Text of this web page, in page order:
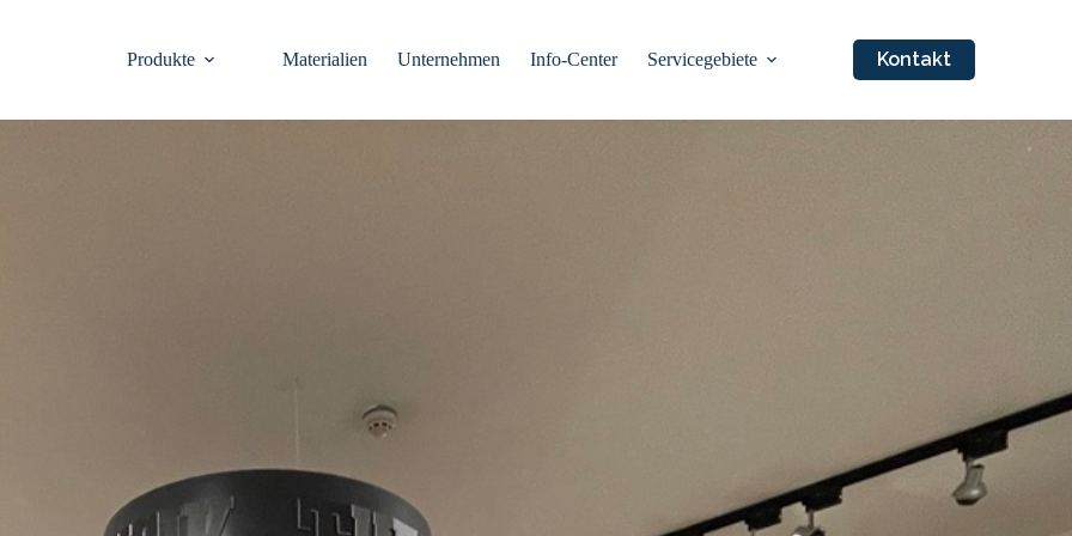
Produkte Materialien Unternehmen Info-Center Servicegebiete Kontakt